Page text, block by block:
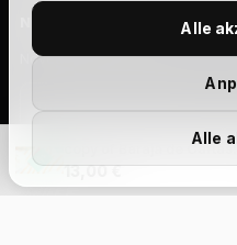
Alle
Alle
13,00 €
Novedades, lanzamientos y
Acepto lapolítica